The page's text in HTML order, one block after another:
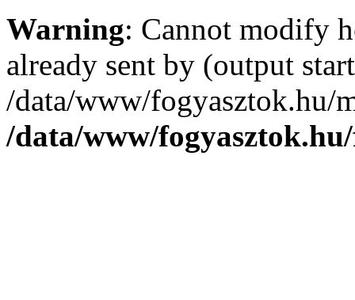
Warning: Cannot modify
already sent by (output
/data/www/fogyasztok.hu/
/data/www/